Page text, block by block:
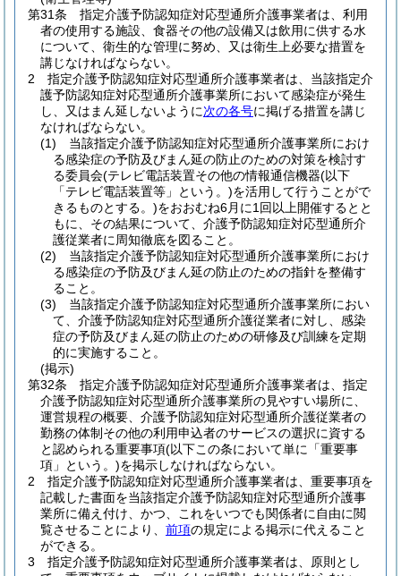
第31条
指定介護予防認知症対応型通所介護事業者は、利用
者の使用する施設、食器その他の設備又は飲用に供する水
について、衛生的な管理に努め、又は衛生上必要な措置を
講じなければならない。
2
指定介護予防認知症対応型通所介護事業者は、当該指定介
護予防認知症対応型通所介護事業所において感染症が発生
し、又はまん延しないように次の各号に掲げる措置を講じ
なければならない。
(1)
当該指定介護予防認知症対応型通所介護事業所におけ
る感染症の予防及びまん延の防止のための対策を検討す
る委員会(テレビ電話装置その他の情報通信機器(以下
「テレビ電話装置等」という。)を活用して行うことがで
きるものとする。)をおおむね6月に1回以上開催するとと
もに、その結果について、介護予防認知症対応型通所介
護従業者に周知徹底を図ること。
(2)
当該指定介護予防認知症対応型通所介護事業所におけ
る感染症の予防及びまん延の防止のための指針を整備す
ること。
(3)
当該指定介護予防認知症対応型通所介護事業所におい
て、介護予防認知症対応型通所介護従業者に対し、感染
症の予防及びまん延の防止のための研修及び訓練を定期
的に実施すること。
(掲示)
第32条
指定介護予防認知症対応型通所介護事業者は、指定
介護予防認知症対応型通所介護事業所の見やすい場所に、
運営規程の概要、介護予防認知症対応型通所介護従業者の
勤務の体制その他の利用申込者のサービスの選択に資する
と認められる重要事項(以下この条において単に「重要事
項」という。)を掲示しなければならない。
2
指定介護予防認知症対応型通所介護事業者は、重要事項を
記載した書面を当該指定介護予防認知症対応型通所介護事
業所に備え付け、かつ、これをいつでも関係者に自由に閲
覧させることにより、 前項の規定による掲示に代えること
ができる。
3
指定介護予防認知症対応型通所介護事業者は、原則とし